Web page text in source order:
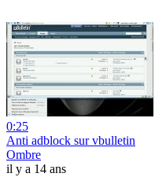
0:25
Anti adblock sur vbulletin
Ombre
il y a 14 ans